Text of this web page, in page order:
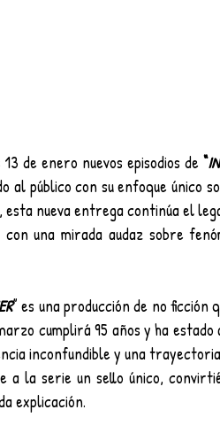
de enero nuevos episodios de “
al público con su enfoque único
nueva entrega continúa el
una mirada audaz sobre
” es una producción de no ficción
cumplirá 95 años y ha
inconfundible y una
la serie un sello único,
explicación.